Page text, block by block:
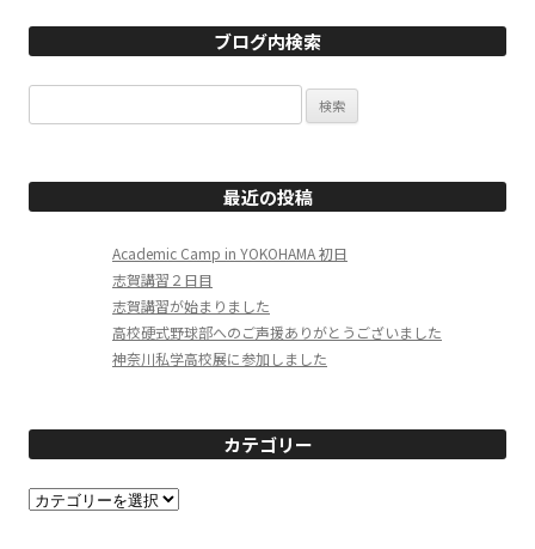
ブログ内検索
索:
最近の投稿
Academic Camp in YOKOHAMA 初日
志賀講習２日目
志賀講習が始まりました
高校硬式野球部へのご声援ありがとうございました
神奈川私学高校展に参加しました
カテゴリー
カ
テ